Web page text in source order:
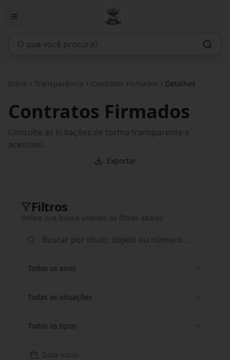
Início Transparência Contratos Firmados Detalhes
Contratos Firmados
Consulte as licitações de forma transparente e
acessível.
Exportar
Filtros
Refine sua busca usando os filtros abaixo
Todos os anos
Todas as situações
Todos os tipos
Data início